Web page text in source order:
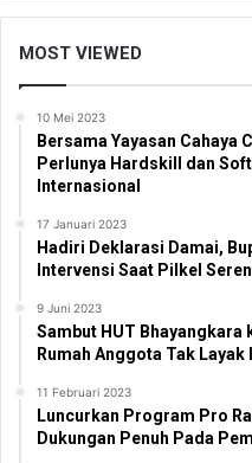
MOST VIEWED
10 Mei 2023
Bersama Yayasan Cahaya
Perlunya Hardskill dan
Internasional
17 Januari 2023
Hadiri Deklarasi Damai,
Intervensi Saat Pilkel
9 Juni 2023
Sambut HUT Bhayangkara
Rumah Anggota Tak Layak
11 Februari 2023
Luncurkan Program Pro
Dukungan Penuh Pada